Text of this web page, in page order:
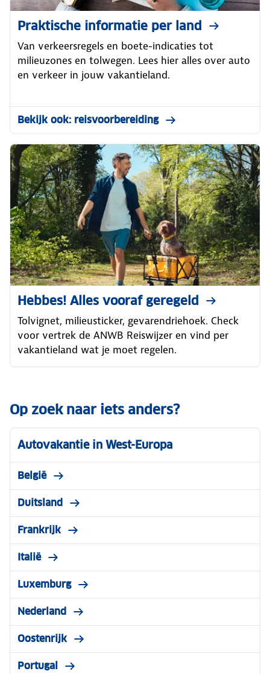
Praktische informatie per land
Van verkeersregels en boete-indicaties tot
milieuzones en tolwegen. Lees hier alles over auto
en verkeer in jouw vakantieland.
Bekijk ook: reisvoorbereiding
Hebbes! Alles vooraf geregeld
Tolvignet, milieusticker, gevarendriehoek. Check
voor vertrek de ANWB Reiswijzer en vind per
vakantieland wat je moet regelen.
Op zoek naar iets anders?
Autovakantie in West-Europa
België
Duitsland
Frankrijk
Italië
Luxemburg
Nederland
Oostenrijk
Portugal